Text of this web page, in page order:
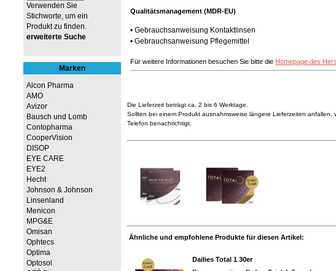
Verwenden Sie
Stichworte, um ein
Produkt zu finden.
erweiterte Suche
Marken
Alcon Pharma
AMO
Avizor
Bausch und Lomb
Contopharma
CooperVision
DISOP
EYE CARE
EYE2
Hecht
Johnson & Johnson
Linsenland
Menicon
MPG&E
Omisan
Ophtecs
Optima
Optosol
Qualitätsmanagement (MDR-EU)
• Gebrauchsanweisung Kontaktlinsen
• Gebrauchsanweisung Pflegemittel
Für weitere Informationen besuchen Sie bitte die Homepage des
Die Lieferzeit beträgt ca. 2 bis 6 Werktage.
Sollten bei einem Produkt ausnahmsweise längere Lieferzeiten anfallen,
Telefon benachrichtigt.
Ähnliche und empfohlene Produkte für diesen Artikel:
Dailies Total 1 30er